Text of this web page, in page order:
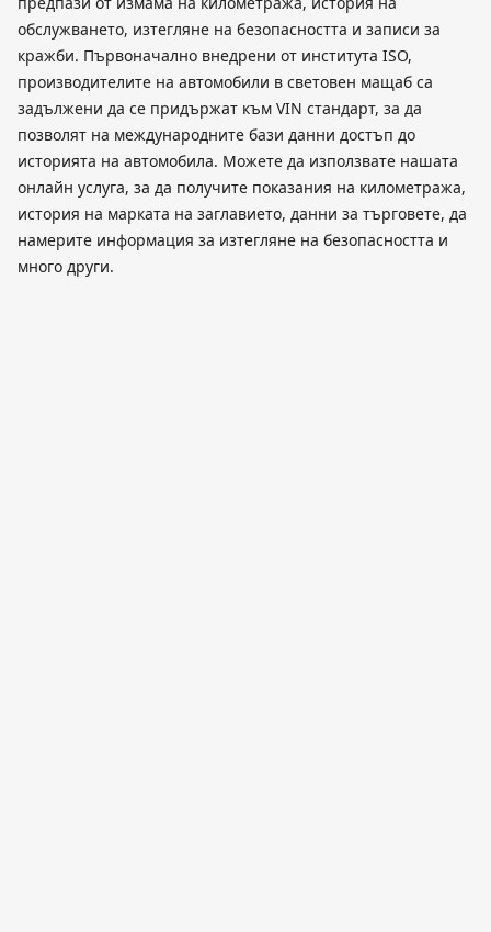
обслужването, изтегляне на безопасността и записи за
кражби. Първоначално внедрени от института ISO,
производителите на автомобили в световен мащаб са
задължени да се придържат към VIN стандарт, за да
позволят на международните бази данни достъп до
историята на автомобила. Можете да използвате нашата
онлайн услуга, за да получите показания на километража,
история на марката на заглавието, данни за търговете, да
намерите информация за изтегляне на безопасността и
много други.